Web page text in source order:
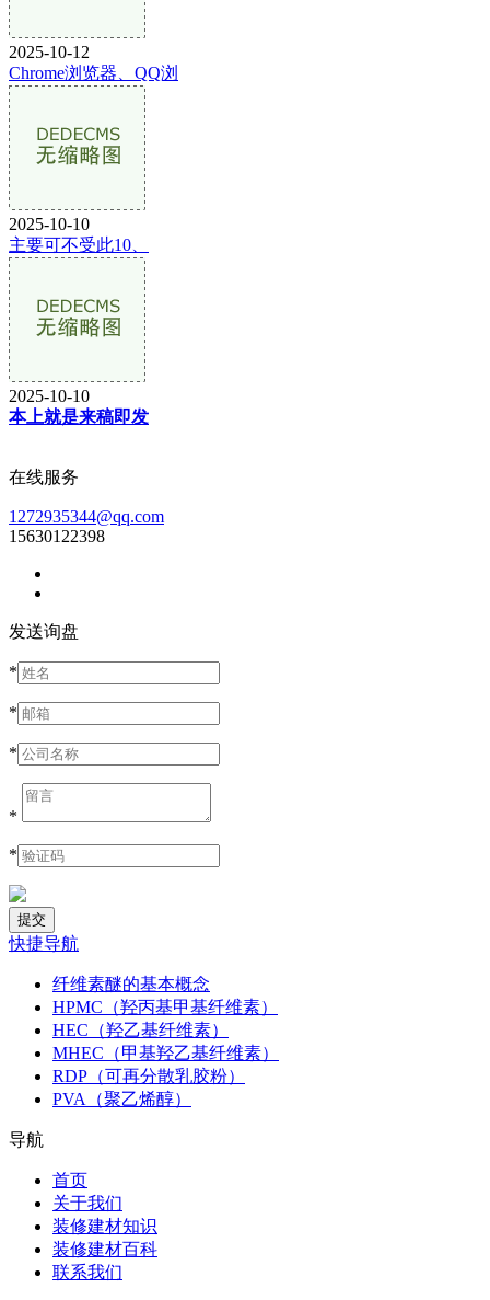
2025-10-12
Chrome浏览器、QQ浏
2025-10-10
主要可不受此10、
2025-10-10
本上就是来稿即发
在线服务
1272935344@qq.com
15630122398
发送询盘
*
*
*
*
*
快捷导航
纤维素醚的基本概念
HPMC（羟丙基甲基纤维素）
HEC（羟乙基纤维素）
MHEC（甲基羟乙基纤维素）
RDP（可再分散乳胶粉）
PVA（聚乙烯醇）
导航
首页
关于我们
装修建材知识
装修建材百科
联系我们